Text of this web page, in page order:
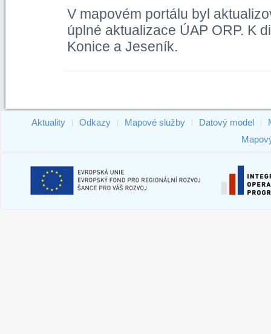
V mapovém portálu byl
úplné aktualizace ÚAP ORP. K
Konice a Jeseník.
Aktuality Odkazy Mapové služby Datový model